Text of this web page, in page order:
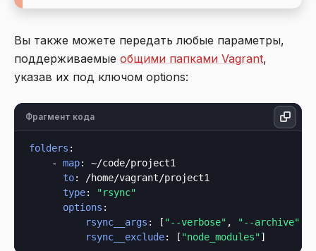
Вы также можете передать любые параметры,
поддерживаемые общими папками Vagrant,
указав их под ключом options:
Фрагмент кода
folders :
    -
map: ~/code/project1
to: /home/vagrant/project1
type:
"rsync"
options :
rsync__args : [ "--verbose" , "--archive"
rsync__exclude: [ "node_modules"